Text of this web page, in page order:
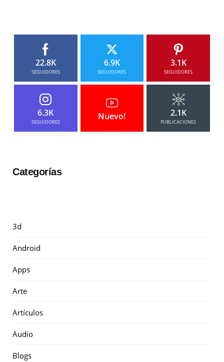
22.8K
SEGUIDORES
6.9K
SEGUIDORES
3.1K
SEGUIDORES
6.3K
SEGUIDORES
Nuevo! 2.1K
PUBLICACIONES
Categorías
3d
Android
Apps
Arte
Artículos
Audio
Blogs